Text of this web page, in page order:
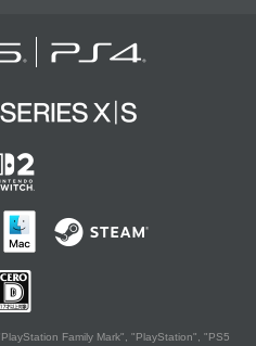
Family Mark", "PlayStation", "PS5